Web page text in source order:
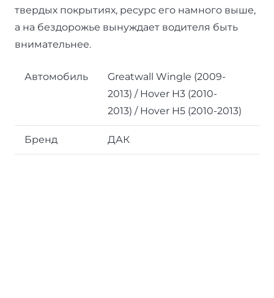
твердых покрытиях, ресурс его намного выше,
а на бездорожье вынуждает водителя быть
внимательнее.
Автомобиль
Greatwall Wingle (2009-
2013) / Hover H3 (2010-
2013) / Hover H5 (2010-2013)
Бренд ДАК